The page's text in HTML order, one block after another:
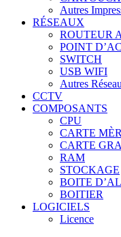
Autres
RÉSEAUX
ROUTEUR
POINT
SWITCH
USB WIFI
Autres
CCTV
COMPOSANTS
CPU
CARTE
CARTE
RAM
STOCKAGE
BOITE
BOITIER
LOGICIELS
Licence